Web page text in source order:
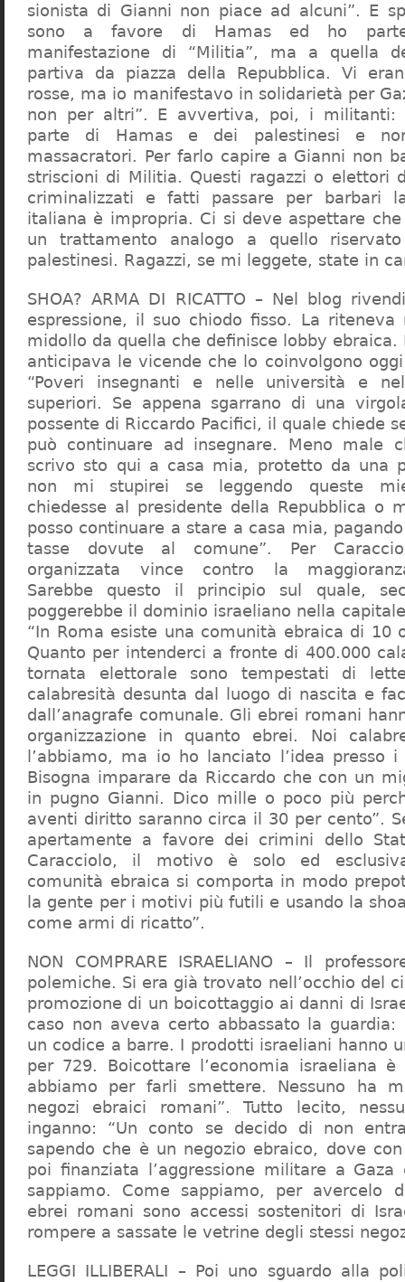
sionista di Gianni non piace ad alcuni”. E
sono a favore di Hamas ed ho
manifestazione di “Militia”, ma a quella
partiva da piazza della Repubblica. Vi
rosse, ma io manifestavo in solidarietà per
non per altri”. E avvertiva, poi, i militanti:
parte di Hamas e dei palestinesi e
massacratori. Per farlo capire a Gianni non
striscioni di Militia. Questi ragazzi o elettori
criminalizzati e fatti passare per barbari
italiana è impropria. Ci si deve aspettare
un trattamento analogo a quello
palestinesi. Ragazzi, se mi leggete, state in
SHOA? ARMA DI RICATTO – Nel blog
espressione, il suo chiodo fisso. La
midollo da quella che definisce lobby ebraica.
anticipava le vicende che lo coinvolgono
“Poveri insegnanti e nelle università e
superiori. Se appena sgarrano di una
possente di Riccardo Pacifici, il quale chiede
può continuare ad insegnare. Meno male
scrivo sto qui a casa mia, protetto da una
non mi stupirei se leggendo queste
chiedesse al presidente della Repubblica o
posso continuare a stare a casa mia,
tasse dovute al comune”. Per
organizzata vince contro la
Sarebbe questo il principio sul quale,
poggerebbe il dominio israeliano nella
“In Roma esiste una comunità ebraica di 10
Quanto per intenderci a fronte di 400.000
tornata elettorale sono tempestati di
calabresità desunta dal luogo di nascita e
dall’anagrafe comunale. Gli ebrei romani
organizzazione in quanto ebrei. Noi
l’abbiamo, ma io ho lanciato l’idea presso
Bisogna imparare da Riccardo che con un
in pugno Gianni. Dico mille o poco più
aventi diritto saranno circa il 30 per cento”.
apertamente a favore dei crimini dello
Caracciolo, il motivo è solo ed
comunità ebraica si comporta in modo
la gente per i motivi più futili e usando la
come armi di ricatto”.
NON COMPRARE ISRAELIANO – Il
polemiche. Si era già trovato nell’occhio del
promozione di un boicottaggio ai danni di
caso non aveva certo abbassato la guardia:
un codice a barre. I prodotti israeliani hanno
per 729. Boicottare l’economia israeliana è
abbiamo per farli smettere. Nessuno ha
negozi ebraici romani”. Tutto lecito,
inganno: “Un conto se decido di non
sapendo che è un negozio ebraico, dove
poi finanziata l’aggressione militare a
sappiamo. Come sappiamo, per avercelo
ebrei romani sono accessi sostenitori di
rompere a sassate le vetrine degli stessi
LEGGI ILLIBERALI – Poi uno sguardo alla